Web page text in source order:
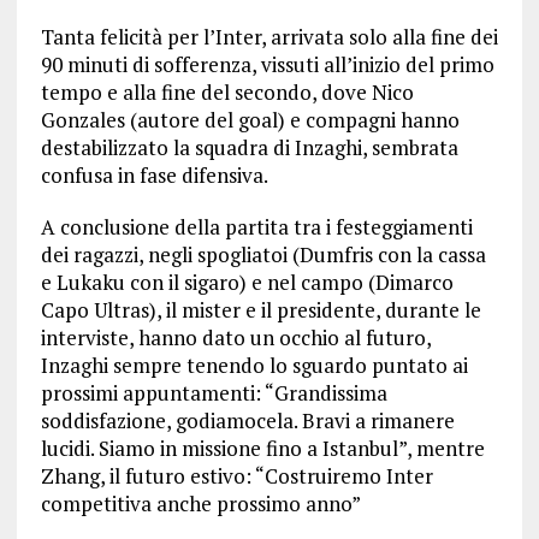
Tanta felicità per l’Inter, arrivata solo alla fine dei
90 minuti di sofferenza, vissuti all’inizio del primo
tempo e alla fine del secondo, dove Nico
Gonzales (autore del goal) e compagni hanno
destabilizzato la squadra di Inzaghi, sembrata
confusa in fase difensiva.
A conclusione della partita tra i festeggiamenti
dei ragazzi, negli spogliatoi (Dumfris con la cassa
e Lukaku con il sigaro) e nel campo (Dimarco
Capo Ultras), il mister e il presidente, durante le
interviste, hanno dato un occhio al futuro,
Inzaghi sempre tenendo lo sguardo puntato ai
prossimi appuntamenti: “Grandissima
soddisfazione, godiamocela. Bravi a rimanere
lucidi. Siamo in missione fino a Istanbul”, mentre
Zhang, il futuro estivo: “Costruiremo Inter
competitiva anche prossimo anno”